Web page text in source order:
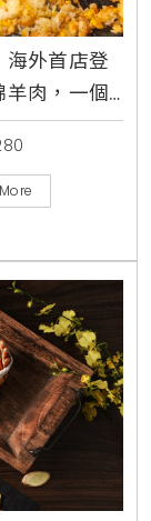
外首店登
肉，一個
More